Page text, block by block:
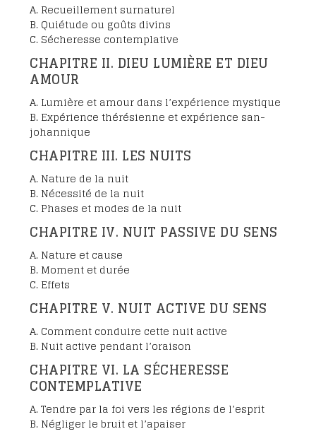
A. Recueillement surnaturel
B. Quiétude ou goûts divins
C. Sécheresse contemplative
CHAPITRE II. DIEU LUMIÈRE ET DIEU
AMOUR
A. Lumière et amour dans l’expérience mystique
B. Expérience thérésienne et expérience san-
johannique
CHAPITRE III. LES NUITS
A. Nature de la nuit
B. Nécessité de la nuit
C. Phases et modes de la nuit
CHAPITRE IV. NUIT PASSIVE DU SENS
A. Nature et cause
B. Moment et durée
C. Effets
CHAPITRE V. NUIT ACTIVE DU SENS
A. Comment conduire cette nuit active
B. Nuit active pendant l’oraison
CHAPITRE VI. LA SÉCHERESSE
CONTEMPLATIVE
A. Tendre par la foi vers les régions de l’esprit
B. Négliger le bruit et l’apaiser